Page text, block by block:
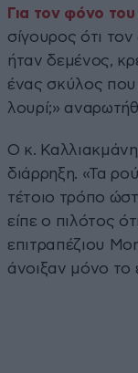
Για τον φόνο
σίγουρος ότι
ήταν δεμένος,
ένας σκύλος που
λουρί;»
Ο κ.
διάρρηξη. «Τα
τέτοιο τρόπο
είπε ο πιλότος
επιτραπέζιου
άνοιξαν μόνο το